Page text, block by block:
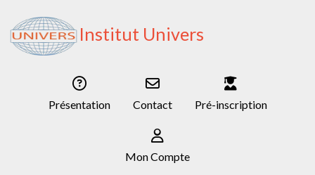
Institut Univers
Présentation Contact Pré-inscription
Mon Compte